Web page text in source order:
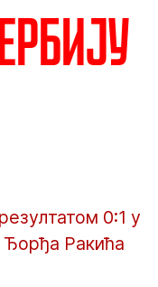
0:1 у
Ђорђа Ракића